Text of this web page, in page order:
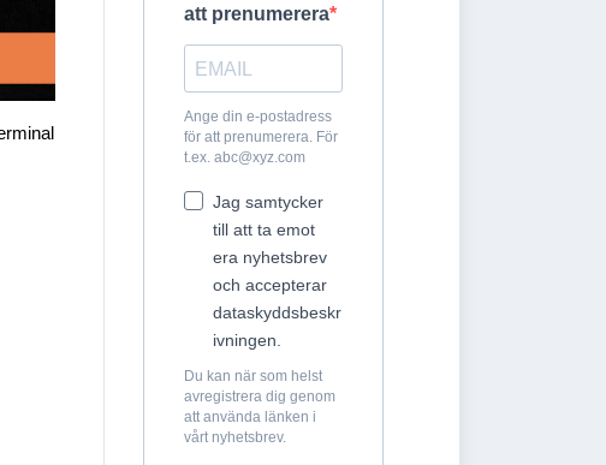
att prenumerera
Ange din e-postadress
för att prenumerera. För
t.ex. abc@xyz.com
Jag samtycker
till att ta emot
era nyhetsbrev
och accepterar
dataskyddsbeskr
ivningen.
Du kan när som helst
avregistrera dig genom
att använda länken i
vårt nyhetsbrev.